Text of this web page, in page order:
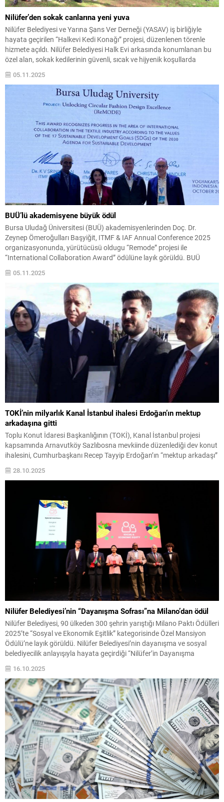
Nilüfer’den sokak canlarına yeni yuva
Nilüfer Belediyesi ve Yarına Şans Ver Derneği (YASAV) iş birliğiyle
hayata geçirilen “Halkevi Kedi Konağı” projesi, düzenlenen törenle
hizmete açıldı. Nilüfer Belediyesi Halk Evi arkasında konumlanan bu
özel alan, sokak kedilerinin güvenli, sıcak ve hijyenik koşullarda
Yardımcısı Okan Şahin, Nilüfer Belediye Başkanı...
05.11.2025
BUÜ’lü akademisyene büyük ödül
Bursa Uludağ Üniversitesi (BUÜ) akademisyenlerinden Doç. Dr.
Zeynep Ömeroğulları Başyiğit, ITMF & IAF Annual Conference 2025
organizasyonunda, yürütücüsü oldugu “Remode” projesi ile
“International Collaboration Award” ödülüne layık görüldü. BUÜ
Doç. Dr. Zeynep Ömeroğulları Başyigit, bu yıl Endonezya’nın
Yogyakarta kentinde düzenlenen International Textile...
05.11.2025
TOKİ’nin milyarlık Kanal İstanbul ihalesi Erdoğan’ın mektup
arkadaşına gitti
Toplu Konut İdaresi Başkanlığının (TOKİ), Kanal İstanbul projesi
kapsamında Arnavutköy Sazlıbosna mevkiinde düzenlediği dev konut
ihalesini, Cumhurbaşkanı Recep Tayyip Erdoğan’ın “mektup arkadaşı”
olarak bilinen Burak Soylu’nun sahibi olduğu Har ...
28.10.2025
Nilüfer Belediyesi’nin “Dayanışma Sofrası”na Milano’dan ödül
Nilüfer Belediyesi, 90 ülkeden 300 şehrin yarıştığı Milano Paktı Ödülleri
2025’te “Sosyal ve Ekonomik Eşitlik” kategorisinde Özel Mansiyon
Ödülü’ne layık görüldü. Nilüfer Belediyesi’nin dayanışma ve sosyal
belediyecilik anlayışıyla hayata geçirdiği “Nilüfer’in Dayanışma
Sofrası” projesi, uluslararası alanda önemli bir başarıya imza attı.
Milano Kentsel Gıda Politikası Paktı (MUFPP) kapsamında
düzenlenen Milano...
16.10.2025